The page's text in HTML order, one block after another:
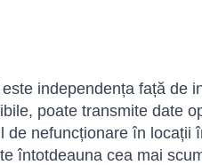
independența față de
poate transmite date
nefuncționare în locații
întotdeauna cea mai